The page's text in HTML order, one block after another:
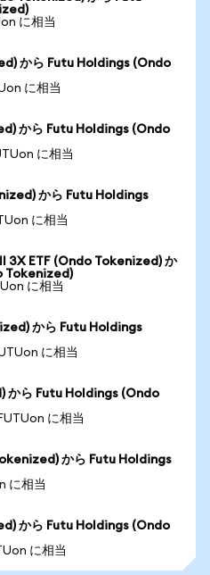
に相当
から Futu Holdings (Ondo
に相当
から Futu Holdings (Ondo
に相当
から Futu Holdings
に相当
3X ETF (Ondo Tokenized) か
Tokenized)
に相当
から Futu Holdings
に相当
から Futu Holdings (Ondo
に相当
から Futu Holdings
に相当
から Futu Holdings (Ondo
に相当